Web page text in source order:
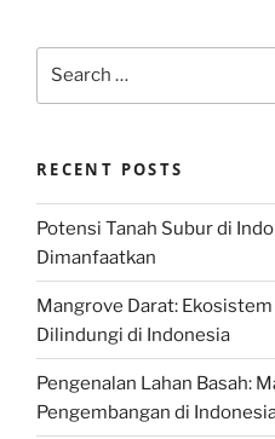
RECENT POSTS
Potensi Tanah Subur di
Dimanfaatkan
Mangrove Darat:
Dilindungi di Indonesia
Pengenalan Lahan Basah:
Pengembangan di